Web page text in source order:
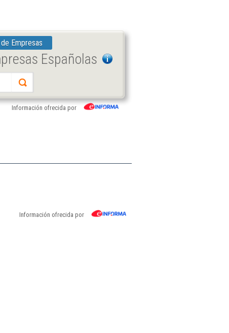
Empresas
Españolas
Información ofrecida por
Información ofrecida por